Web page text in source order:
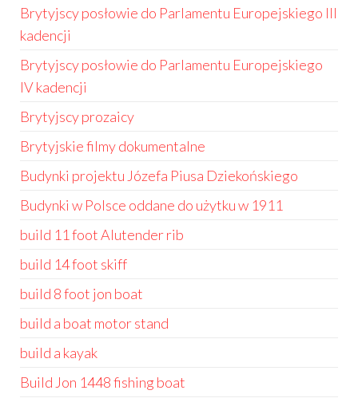
Brytyjscy posłowie do Parlamentu Europejskiego III
kadencji
Brytyjscy posłowie do Parlamentu Europejskiego
IV kadencji
Brytyjscy prozaicy
Brytyjskie filmy dokumentalne
Budynki projektu Józefa Piusa Dziekońskiego
Budynki w Polsce oddane do użytku w 1911
build 11 foot Alutender rib
build 14 foot skiff
build 8 foot jon boat
build a boat motor stand
build a kayak
Build Jon 1448 fishing boat